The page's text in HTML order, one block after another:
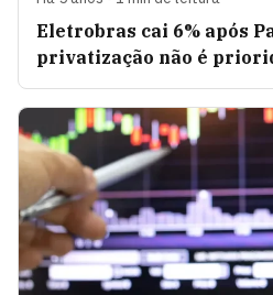
Eletrobras cai 6% após
privatização não é